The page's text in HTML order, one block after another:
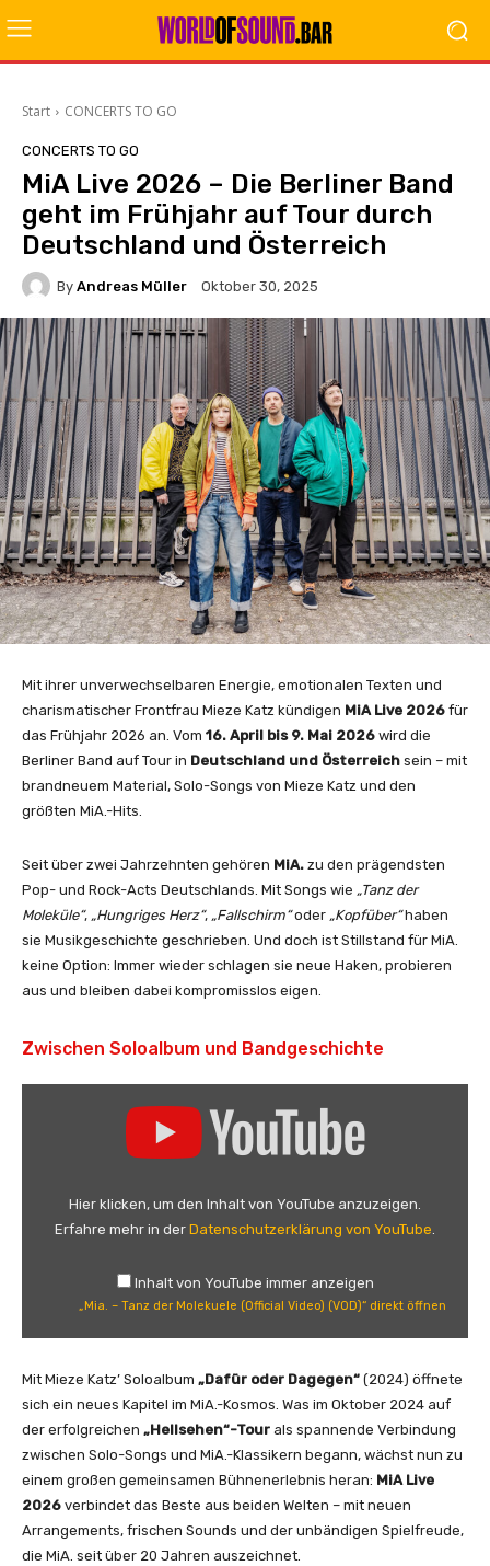
Start CONCERTS TO GO
CONCERTS TO GO
MiA Live 2026 – Die Berliner Band
geht im Frühjahr auf Tour durch
Deutschland und Österreich
By Andreas Müller Oktober 30, 2025
Mit ihrer unverwechselbaren Energie, emotionalen Texten und
charismatischer Frontfrau Mieze Katz kündigen MiA Live 2026 für
das Frühjahr 2026 an. Vom 16. April bis 9. Mai 2026 wird die
Berliner Band auf Tour in Deutschland und Österreich sein – mit
brandneuem Material, Solo-Songs von Mieze Katz und den
größten MiA.-Hits.
Seit über zwei Jahrzehnten gehören MiA. zu den prägendsten
Pop- und Rock-Acts Deutschlands. Mit Songs wie „Tanz der
Moleküle“, „Hungriges Herz“, „Fallschirm“oder „Kopfüber“haben
sie Musikgeschichte geschrieben. Und doch ist Stillstand für MiA.
keine Option: Immer wieder schlagen sie neue Haken, probieren
aus und bleiben dabei kompromisslos eigen.
Zwischen Soloalbum und Bandgeschichte
e
r
M
o
e
k
u
Hier klicken, um den Inhalt von YouTube anzuzeigen.
Erfahre mehr in der Datenschutzerklärung von YouTube.
Inhalt von YouTube immer anzeigen
„Mia. – Tanz der Molekuele (Official Video) (VOD)“ direkt öffnen
Mit Mieze Katz’ Soloalbum „Dafür oder Dagegen“ (2024) öffnete
sich ein neues Kapitel im MiA.-Kosmos. Was im Oktober 2024 auf
der erfolgreichen „Hellsehen“-Tour als spannende Verbindung
zwischen Solo-Songs und MiA.-Klassikern begann, wächst nun zu
einem großen gemeinsamen Bühnenerlebnis heran: MiA Live
2026 verbindet das Beste aus beiden Welten – mit neuen
Arrangements, frischen Sounds und der unbändigen Spielfreude,
die MiA. seit über 20 Jahren auszeichnet.